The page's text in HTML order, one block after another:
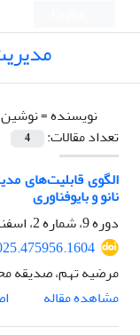
نویسنده =نوشین
تعداد مقالات:
4
الگوی قابلیت‌های
نانو و بایوفناوری
دوره 9، شماره 2، اسفند 1402، صفحه
مرضیه تهم، صدیقه
مشاهده مقاله